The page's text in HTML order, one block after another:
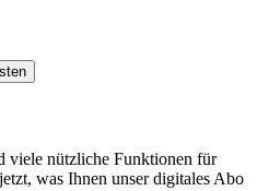
viele nützliche Funktionen für
was Ihnen unser digitales Abo